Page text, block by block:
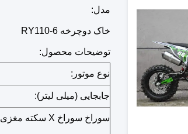
مدل:
خاک دوچرخه RY110-6
توضیحات محصول:
نوع موتور:
جابجایی (میلی لیتر):
سوراخ سوراخ X سکته مغزی